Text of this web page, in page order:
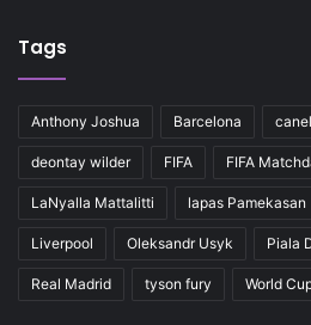
Tags
Anthony Joshua Barcelona
deontay wilder FIFA FIFA
LaNyalla Mattalitti lapas Pamekasan
Liverpool Oleksandr Usyk Piala
Real Madrid tyson fury World